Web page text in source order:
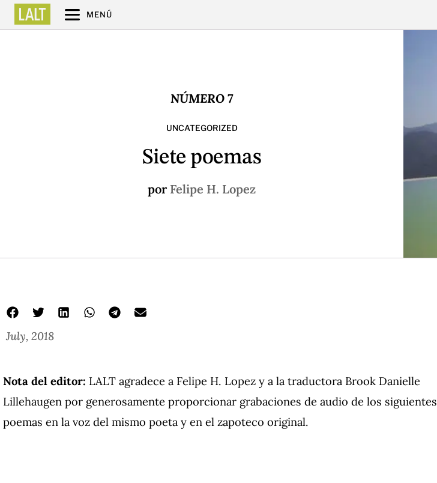
MENÚ
NÚMERO 7
UNCATEGORIZED
Siete poemas
por Felipe H. Lopez
July, 2018
Nota del editor: LALT agradece a Felipe H. Lopez y a la traductora Brook Danielle
Lillehaugen por generosamente proporcionar grabaciones de audio de los siguientes
poemas en la voz del mismo poeta y en el zapoteco original.